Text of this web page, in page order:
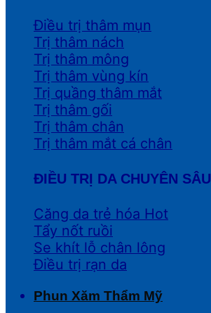
Điều trị thâm mụn
Trị thâm nách
Trị thâm mông
Trị thâm vùng kín
Trị quầng thâm mắt
Trị thâm gối
Trị thâm chân
Trị thâm mắt cá chân
ĐIỀU TRỊ DA CHUYÊN SÂU
Căng da trẻ hóa
Tẩy nốt ruồi
Se khít lỗ chân lông
Điều trị rạn da
Phun Xăm Thẩm Mỹ